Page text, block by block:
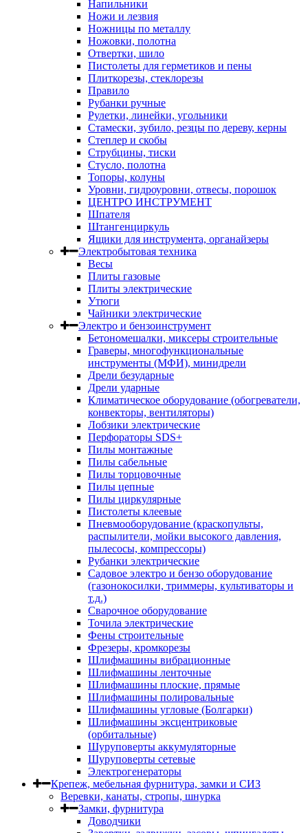
Напильники
Ножи и лезвия
Ножницы по металлу
Ножовки, полотна
Отвертки, шило
Пистолеты для герметиков и пены
Плиткорезы, стеклорезы
Правило
Рубанки ручные
Рулетки, линейки, угольники
Стамески, зубило, резцы по дереву, керны
Степлер и скобы
Струбцины, тиски
Стусло, полотна
Топоры, колуны
Уровни, гидроуровни, отвесы, порошок
ЦЕНТРО ИНСТРУМЕНТ
Шпателя
Штангенциркуль
Ящики для инструмента, органайзеры
Электробытовая техника
Весы
Плиты газовые
Плиты электрические
Утюги
Чайники электрические
Электро и бензоинструмент
Бетономешалки, миксеры строительные
Граверы, многофункциональные
инструменты (МФИ), минидрели
Дрели безударные
Дрели ударные
Климатическое оборудование (обогреватели,
конвекторы, вентиляторы)
Лобзики электрические
Перфораторы SDS+
Пилы монтажные
Пилы сабельные
Пилы торцовочные
Пилы цепные
Пилы циркулярные
Пистолеты клеевые
Пневмооборудование (краскопульты,
распылители, мойки высокого давления,
пылесосы, компрессоры)
Рубанки электрические
Садовое электро и бензо оборудование
(газонокосилки, триммеры, культиваторы и
т.д.)
Сварочное оборудование
Точила электрические
Фены строительные
Фрезеры, кромкорезы
Шлифмашины вибрационные
Шлифмашины ленточные
Шлифмашины плоские, прямые
Шлифмашины полировальные
Шлифмашины угловые (Болгарки)
Шлифмашины эксцентриковые
(орбитальные)
Шуруповерты аккумуляторные
Шуруповерты сетевые
Электрогенераторы
Крепеж, мебельная фурнитура, замки и СИЗ
Веревки, канаты, стропы, шнурка
Замки, фурнитура
Доводчики